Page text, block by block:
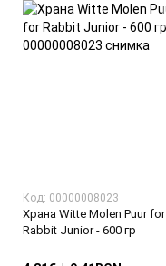
Код: 00000008023
Храна Witte Molen Puur for
Rabbit Junior - 600 гр